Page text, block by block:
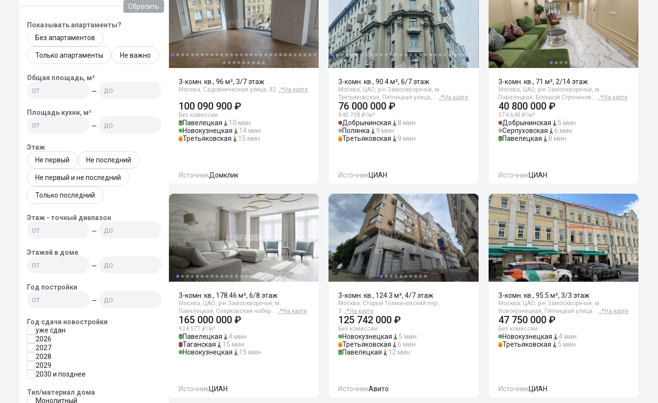
Сбросить
Показывать апартаменты?
Без апартаментов
Только апартаменты Не важно
Общая площадь, м²
—
Площадь кухни, м²
—
Этаж
Не первый
Не последний
Не первый и не последний
Только последний
Этаж - точный диапазон
—
Этажей в доме
—
Год постройки
—
Год сдачи новостройки
уже сдан
2026
2027
2028
2029
2030 и позднее
Тип/материал дома
Монолитный
3-комн. кв., 96 м², 3/7 этаж
Москва, Садовническая улица, 82 📍 На карте
100 090 900 ₽
Без комиссии
Павелецкая
10 мин
Новокузнецкая
14 мин
Третьяковская
15 мин
ИсточникДомклик
3-комн. кв., 90.4 м², 6/7 этаж
Москва, ЦАО, р-н Замоскворечье, м.
Третьяковская, Пятницкая улица,… 📍 На карте
76 000 000 ₽
840 708 ₽/м²
Добрынинская
8 мин
Полянка
9 мин
Третьяковская
9 мин
ИсточникЦИАН
3-комн. кв., 71 м², 2/14 этаж
Москва, ЦАО, р-н Замоскворечье, м.
Павелецкая, Большой Строченов… 📍 На карте
40 800 000 ₽
574 648 ₽/м²
Добрынинская
5 мин
Серпуховская
6 мин
Павелецкая
8 мин
ИсточникЦИАН
3-комн. кв., 178.46 м², 6/8 этаж
Москва, ЦАО, р-н Замоскворечье, м.
Павелецкая, Озерковская набер… 📍 На карте
165 000 000 ₽
924 577 ₽/м²
Павелецкая
4 мин
Таганская
15 мин
Новокузнецкая
15 мин
ИсточникЦИАН
3-комн. кв., 124.3 м², 4/7 этаж
Москва, Старый Толмачёвский пер.,
3 📍 На карте
125 742 000 ₽
Без комиссии
Новокузнецкая
5 мин
Третьяковская
6 мин
Павелецкая
12 мин
ИсточникАвито
3-комн. кв., 95.5 м², 3/3 этаж
Москва, ЦАО, р-н Замоскворечье, м.
Новокузнецкая, Пятницкая улица… 📍 На карте
47 750 000 ₽
Без комиссии
Новокузнецкая
4 мин
Третьяковская
5 мин
ИсточникЦИАН